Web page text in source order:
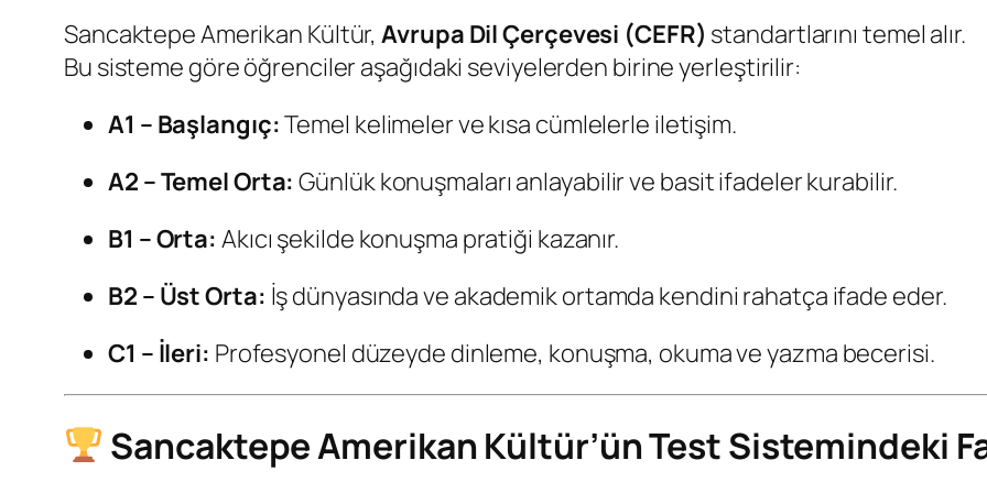
Sancaktepe Amerikan Kültür,Avrupa Dil Çerçevesi (CEFR) standartlarını temel alır.
Bu sisteme göre öğrenciler aşağıdaki seviyelerden birine yerleştirilir:
A1 – Başlangıç:Temel kelimeler ve kısa cümlelerle iletişim.
A2 – Temel Orta: Günlük konuşmaları anlayabilir ve basit ifadeler kurabilir.
B1 – Orta: Akıcı şekilde konuşma pratiği kazanır.
B2 – Üst Orta: İş dünyasında ve akademik ortamda kendini rahatça ifade eder.
C1 – İleri: Profesyonel düzeyde dinleme, konuşma, okuma ve yazma becerisi.
Sancaktepe Amerikan Kültür’ün Test Sistemindeki